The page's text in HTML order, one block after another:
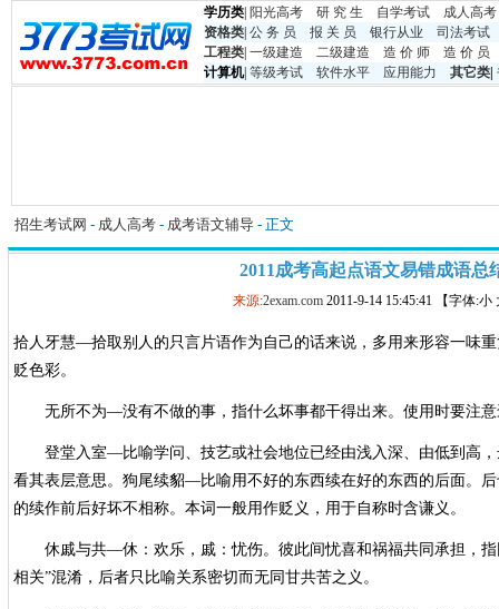
学历类 阳光高考 研 究 生 自学考试
成人高考
资格类 公 务 员 报 关 员 银行从业
司法考试
工程类 一级建造 二级建造 造 价 师
造 价 员
计算机| 等级考试 软件水平 应用能力 其它类
招生考试网 - 成人高考 - 成考语文辅导 - 正文
2011成考高起点语文易错成语总
来源:2exam.com 2011-9-14 15:45:41 【字体:小
拾人牙慧—拾取别人的只言片语作为自己的话来说，多用来形容一味
贬色彩。
无所不为—没有不做的事，指什么坏事都干得出来。使用时要注意
登堂入室—比喻学问、技艺或社会地位已经由浅入深、由低到高，
看其表层意思。狗尾续貂—比喻用不好的东西续在好的东西的后面。
的续作前后好坏不相称。本词一般用作贬义，用于自称时含谦义。
休戚与共—休：欢乐，戚：忧伤。彼此间忧喜和祸福共同承担，指
相关”混淆，后者只比喻关系密切而无同甘共苦之义。